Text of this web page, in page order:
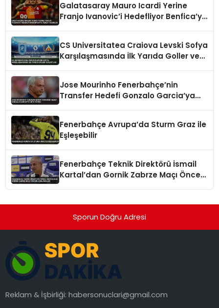
Galatasaray Mauro Icardi Yerine
Franjo Ivanovic’i Hedefliyor Benfica’ya
CS Universitatea Craiova Levski Sofya
Karşılaşmasında İlk Yarıda Goller ve
Jose Mourinho Fenerbahçe’nin
Transfer Hedefi Gonzalo Garcia’ya
Fenerbahçe Avrupa’da Sturm Graz ile
Eşleşebilir
Fenerbahçe Teknik Direktörü İsmail
Kartal’dan Gornik Zabrze Maçı Öncesi
Sporun Doğru Adresi
Reklam & İşbirliği:habersonuclari@gmail.com